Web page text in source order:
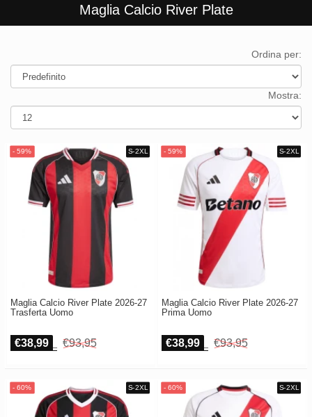
Carrello
Spesa
Cassa
Mondo
2026
Europe
UEFA
CONMEBOL
Other
Teams
Retro
Bambino
Donna
Maglia Calcio River Plate
Ordina per:
Mostra:
Maglia Calcio River Plate 2026-27
Trasferta Uomo
€38,99 €93,95
Maglia Calcio River Plate 2026-27
Prima Uomo
€38,99 €93,95